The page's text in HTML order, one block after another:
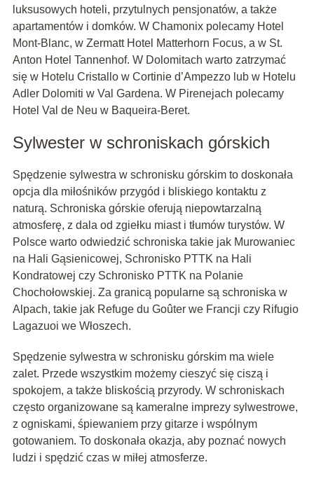
luksusowych hoteli, przytulnych pensjonatów, a także
apartamentów i domków. W Chamonix polecamy Hotel
Mont-Blanc, w Zermatt Hotel Matterhorn Focus, a w St.
Anton Hotel Tannenhof. W Dolomitach warto zatrzymać
się w Hotelu Cristallo w Cortinie d’Ampezzo lub w Hotelu
Adler Dolomiti w Val Gardena. W Pirenejach polecamy
Hotel Val de Neu w Baqueira-Beret.
Sylwester w schroniskach górskich
Spędzenie sylwestra w schronisku górskim to doskonała
opcja dla miłośników przygód i bliskiego kontaktu z
naturą. Schroniska górskie oferują niepowtarzalną
atmosferę, z dala od zgiełku miast i tłumów turystów. W
Polsce warto odwiedzić schroniska takie jak Murowaniec
na Hali Gąsienicowej, Schronisko PTTK na Hali
Kondratowej czy Schronisko PTTK na Polanie
Chochołowskiej. Za granicą popularne są schroniska w
Alpach, takie jak Refuge du Goûter we Francji czy Rifugio
Lagazuoi we Włoszech.
Spędzenie sylwestra w schronisku górskim ma wiele
zalet. Przede wszystkim możemy cieszyć się ciszą i
spokojem, a także bliskością przyrody. W schroniskach
często organizowane są kameralne imprezy sylwestrowe,
z ogniskami, śpiewaniem przy gitarze i wspólnym
gotowaniem. To doskonała okazja, aby poznać nowych
ludzi i spędzić czas w miłej atmosferze.